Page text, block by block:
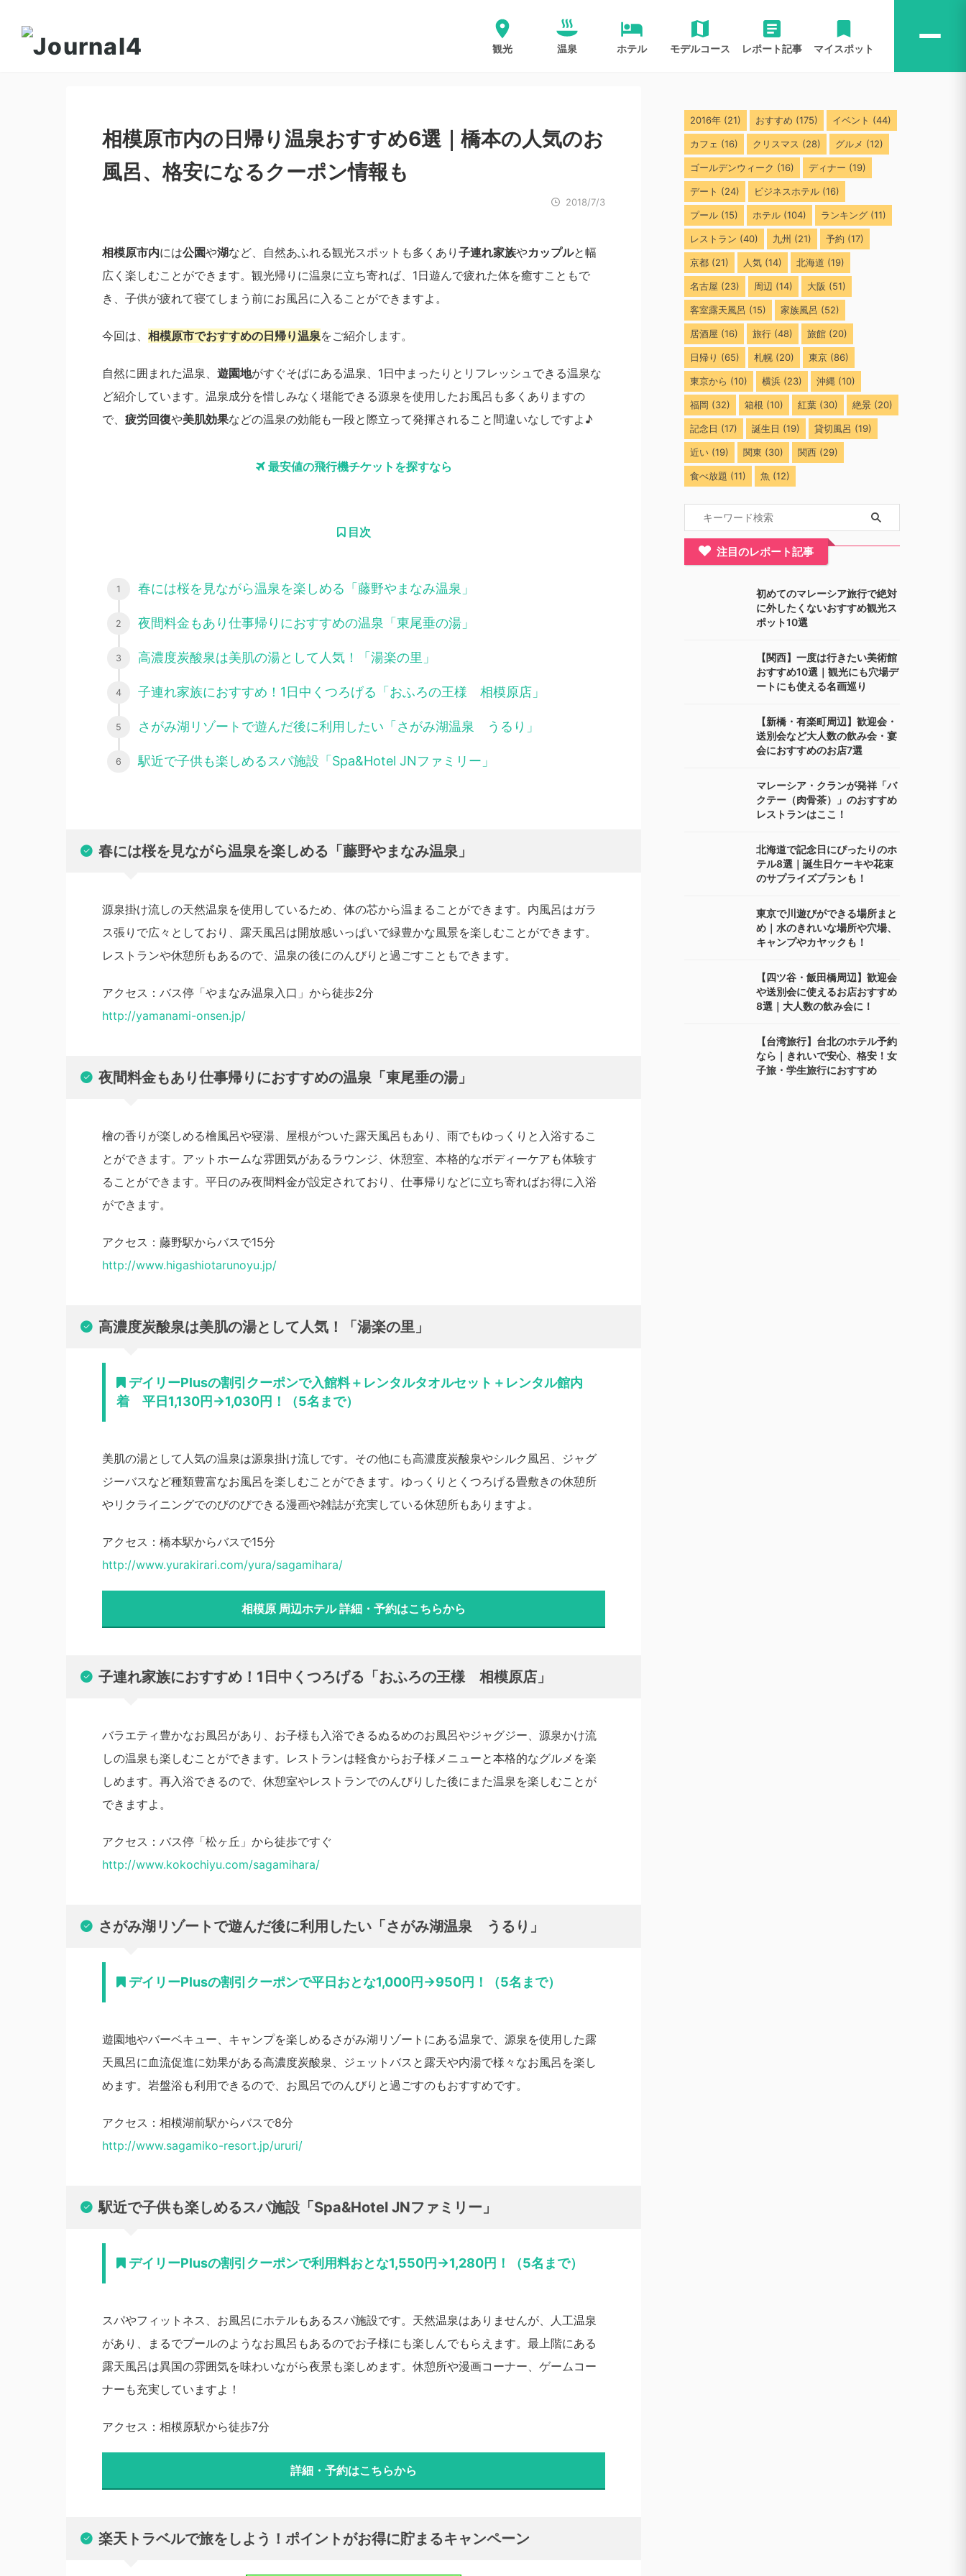
観光 温泉 ホテル モデルコース レポート記事 マイスポット
相模原市内の日帰り温泉おすすめ6選｜橋本の人気のお
風呂、格安になるクーポン情報も
2018/7/3
相模原市内には公園や湖など、自然あふれる観光スポットも多くあり 子連れ家族やカップルと幅
広く楽しむことができます。観光帰りに温泉に立ち寄れば、1日遊んで疲れた体を癒すこともで
き、子供が疲れて寝てしまう前にお風呂に入ることができますよ。
今回は、 相模原市でおすすめの日帰り温泉をご紹介します。
自然に囲まれた温泉、 遊園地がすぐそばにある温泉、1日中まったりとリフレッシュできる温泉な
ど紹介しています。温泉成分を惜しみなく堪能できる源泉を使用したお風呂も多くありますの
で、 疲労回復や美肌効果などの温泉の効能も一段と際立って発揮されること間違いなしですよ♪
最安値の飛行機チケットを探すなら
目次
春には桜を見ながら温泉を楽しめる「藤野やまなみ温泉」
夜間料金もあり仕事帰りにおすすめの温泉「東尾垂の湯」
高濃度炭酸泉は美肌の湯として人気！「湯楽の里」
子連れ家族におすすめ！1日中くつろげる「おふろの王様 相模原店」
さがみ湖リゾートで遊んだ後に利用したい「さがみ湖温泉 うるり」
駅近で子供も楽しめるスパ施設「Spa&Hotel JNファミリー」
春には桜を見ながら温泉を楽しめる「藤野やまなみ温泉」
源泉掛け流しの天然温泉を使用しているため、体の芯から温まることができます。内風呂はガラ
ス張りで広々としており、露天風呂は開放感いっぱいで緑豊かな風景を楽しむことができます。
レストランや休憩所もあるので、温泉の後にのんびりと過ごすこともできます。
アクセス：バス停「やまなみ温泉入口」から徒歩2分
http://yamanami-onsen.jp/
夜間料金もあり仕事帰りにおすすめの温泉「東尾垂の湯」
檜の香りが楽しめる檜風呂や寝湯、屋根がついた露天風呂もあり、雨でもゆっくりと入浴するこ
とができます。アットホームな雰囲気があるラウンジ、休憩室、本格的なボディーケアも体験す
ることができます。平日のみ夜間料金が設定されており、仕事帰りなどに立ち寄ればお得に入浴
ができます。
アクセス：藤野駅からバスで15分
http://www.higashiotarunoyu.jp/
高濃度炭酸泉は美肌の湯として人気！「湯楽の里」
デイリーPlusの割引クーポンで入館料＋レンタルタオルセット＋レンタル館内
着 平日1,130円→1,030円！（5名まで）
美肌の湯として人気の温泉は源泉掛け流しです。その他にも高濃度炭酸泉やシルク風呂、ジャグ
ジーバスなど種類豊富なお風呂を楽しむことができます。ゆっくりとくつろげる畳敷きの休憩所
やリクライニングでのびのびできる漫画や雑誌が充実している休憩所もありますよ。
アクセス：橋本駅からバスで15分
http://www.yurakirari.com/yura/sagamihara/
相模原 周辺ホテル 詳細・予約はこちらから
子連れ家族におすすめ！1日中くつろげる「おふろの王様 相模原店」
バラエティ豊かなお風呂があり、お子様も入浴できるぬるめのお風呂やジャグジー、源泉かけ流
しの温泉も楽しむことができます。レストランは軽食からお子様メニューと本格的なグルメを楽
しめます。再入浴できるので、休憩室やレストランでのんびりした後にまた温泉を楽しむことが
できますよ。
アクセス：バス停「松ヶ丘」から徒歩ですぐ
http://www.kokochiyu.com/sagamihara/
さがみ湖リゾートで遊んだ後に利用したい「さがみ湖温泉 うるり」
デイリーPlusの割引クーポンで平日おとな1,000円→950円！（5名まで）
遊園地やバーベキュー、キャンプを楽しめるさがみ湖リゾートにある温泉で、源泉を使用した露
天風呂に血流促進に効果がある高濃度炭酸泉、ジェットバスと露天や内湯で様々なお風呂を楽し
めます。岩盤浴も利用できるので、お風呂でのんびりと過ごすのもおすすめです。
アクセス：相模湖前駅からバスで8分
http://www.sagamiko-resort.jp/ururi/
駅近で子供も楽しめるスパ施設「Spa&Hotel JNファミリー」
デイリーPlusの割引クーポンで利用料おとな1,550円→1,280円！（5名まで）
スパやフィットネス、お風呂にホテルもあるスパ施設です。天然温泉はありませんが、人工温泉
があり、まるでプールのようなお風呂もあるのでお子様にも楽しんでもらえます。最上階にある
露天風呂は異国の雰囲気を味わいながら夜景も楽しめます。休憩所や漫画コーナー、ゲームコー
ナーも充実していますよ！
アクセス：相模原駅から徒歩7分
詳細・予約はこちらから
楽天トラベルで旅をしよう！ポイントがお得に貯まるキャンペーン
2016年 (21) おすすめ (175) イベント (44)
カフェ (16) クリスマス (28) グルメ (12)
ゴールデンウィーク (16) ディナー (19)
デート (24) ビジネスホテル (16)
プール (15) ホテル (104) ランキング (11)
レストラン (40) 九州 (21) 予約 (17)
京都 (21) 人気 (14) 北海道 (19)
名古屋 (23) 周辺 (14) 大阪 (51)
客室露天風呂 (15) 家族風呂 (52)
居酒屋 (16) 旅行 (48) 旅館 (20)
日帰り (65) 札幌 (20) 東京 (86)
東京から (10) 横浜 (23) 沖縄 (10)
福岡 (32) 箱根 (10) 紅葉 (30) 絶景 (20)
記念日 (17) 誕生日 (19) 貸切風呂 (19)
近い (19) 関東 (30) 関西 (29)
食べ放題 (11) 魚 (12)
注目のレポート記事
初めてのマレーシア旅行で絶対
に外したくないおすすめ観光ス
ポット10選
【関西】一度は行きたい美術館
おすすめ10選｜観光にも穴場デ
ートにも使える名画巡り
【新橋・有楽町周辺】歓迎会・
送別会など大人数の飲み会・宴
会におすすめのお店7選
マレーシア・クランが発祥「バ
クテー（肉骨茶）」のおすすめ
レストランはここ！
北海道で記念日にぴったりのホ
テル8選｜誕生日ケーキや花束
のサプライズプランも！
東京で川遊びができる場所まと
め｜水のきれいな場所や穴場、
キャンプやカヤックも！
【四ツ谷・飯田橋周辺】歓迎会
や送別会に使えるお店おすすめ
8選｜大人数の飲み会に！
【台湾旅行】台北のホテル予約
なら｜きれいで安心、格安！女
子旅・学生旅行におすすめ